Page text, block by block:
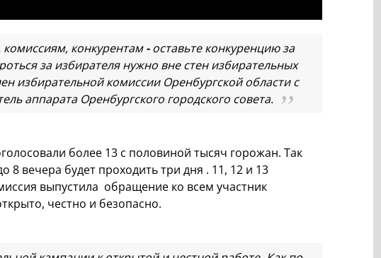
конкурентам-оставьте конкуренцию за
за избирателя нужно вне стен избирательных
избирательной комиссии Оренбургской области с
аппарата Оренбургского городского совета.
более 13 с половиной тысяч горожан. Так
8 вечера будет проходить три дня . 11, 12 и 13
выпустила обращение ко всем участник
честно и безопасно.